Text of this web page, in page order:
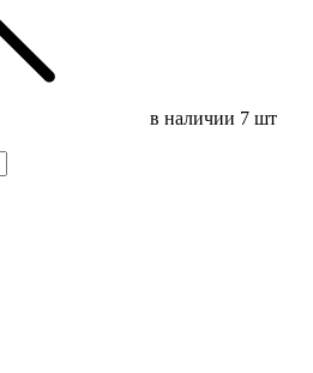
в наличии 7 шт